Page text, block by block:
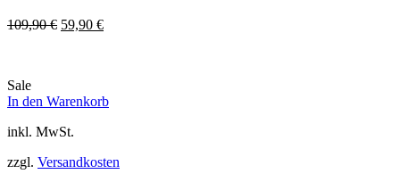
109,90€ Ursprünglicher
59,90 €Aktueller
Sale
In den Warenkorb
inkl. MwSt.
zzgl. Versandkosten